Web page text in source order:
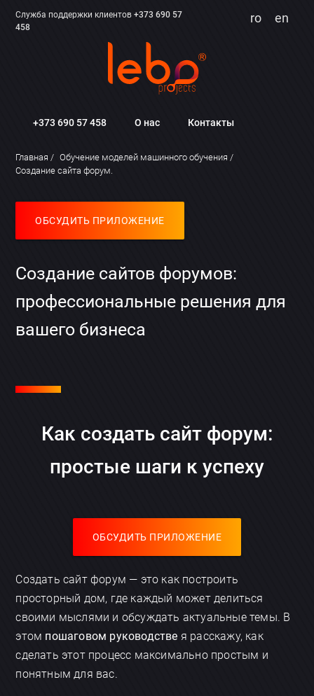
Служба поддержки клиентов+373 690 57
458
ro en
+373 690 57 458 О нас Контакты
Главная
Обучение моделей машинного обучения
Создание сайта форум.
ОБСУДИТЬ ПРИЛОЖЕНИЕ
Создание сайтов форумов:
профессиональные решения для
вашего бизнеса
Как создать сайт форум:
простые шаги к успеху
ОБСУДИТЬ ПРИЛОЖЕНИЕ
Создать сайт форум — это как построить
просторный дом, где каждый может делиться
своими мыслями и обсуждать актуальные темы. В
этом пошаговом руководстве я расскажу, как
сделать этот процесс максимально простым и
понятным для вас.